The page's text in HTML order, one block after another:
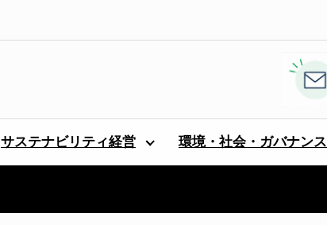
サステナビリティ経営 環境・社会・ガバナンス